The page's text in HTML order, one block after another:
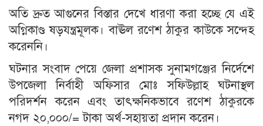
অতি দ্রুত আগুনের বিস্তার দেখে ধারণা করা হচ্ছে যে এই
অগ্নিকাণ্ড ষড়যন্ত্রমূলক। বাঊল রণেশ ঠাকুর কাউকে সন্দেহ
করেননি।
ঘটনার সংবাদ পেয়ে জেলা প্রশাসক সুনামগঞ্জের নির্দেশে
উপজেলা নির্বাহী অফিসার মোঃ সফিউল্লাহ ঘটনাস্থল
পরিদর্শন করেন এবং তাৎক্ষনিকভাবে রণেশ ঠাকুরকে
নগদ ২০,০০০/= টাকা অর্থ-সহায়তা প্রদান করেন।